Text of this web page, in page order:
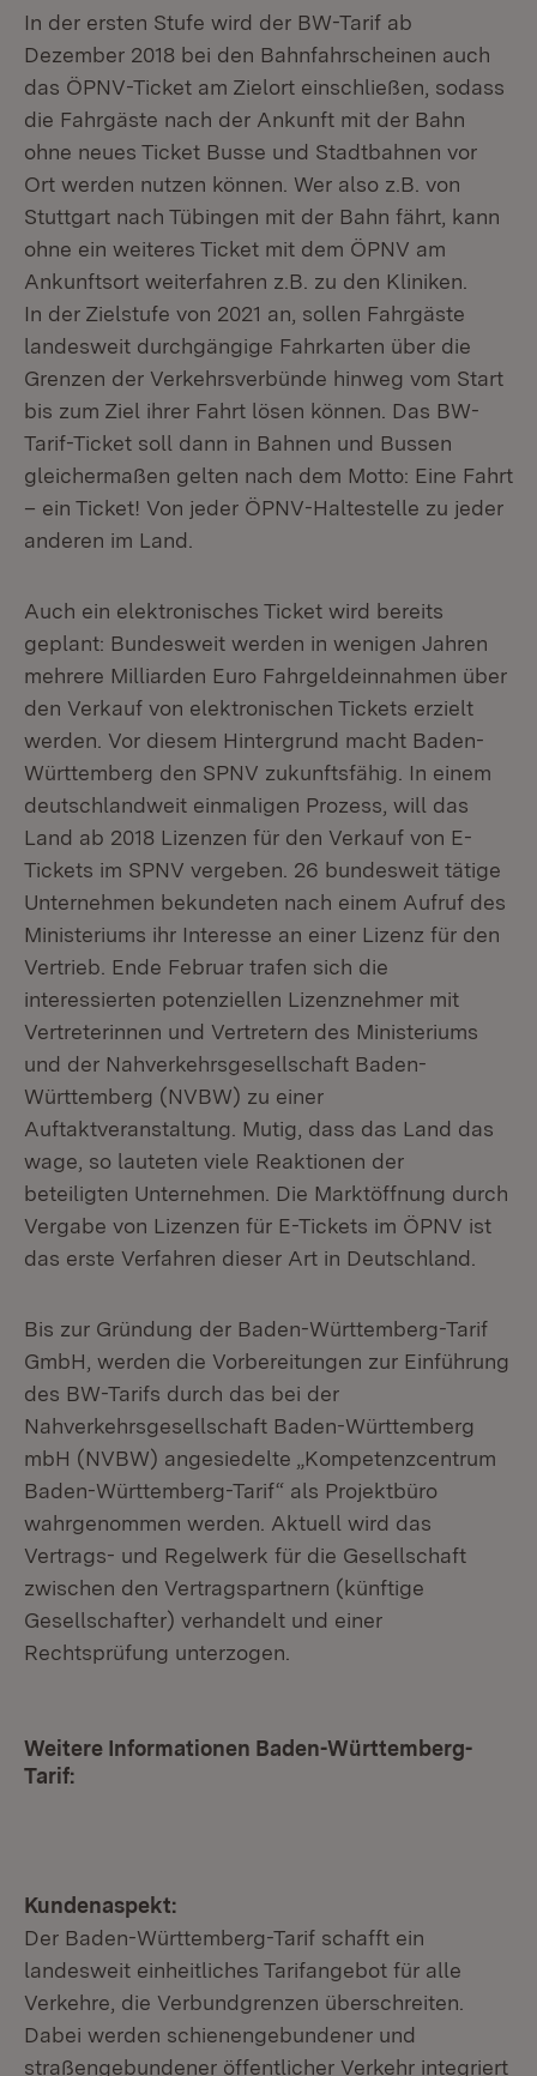
In der ersten Stufe wird der BW-Tarif ab
Dezember 2018 bei den Bahnfahrscheinen auch
das ÖPNV-Ticket am Zielort einschließen, sodass
die Fahrgäste nach der Ankunft mit der Bahn
ohne neues Ticket Busse und Stadtbahnen vor
Ort werden nutzen können. Wer also z.B. von
Stuttgart nach Tübingen mit der Bahn fährt, kann
ohne ein weiteres Ticket mit dem ÖPNV am
Ankunftsort weiterfahren z.B. zu den Kliniken.
In der Zielstufe von 2021 an, sollen Fahrgäste
landesweit durchgängige Fahrkarten über die
Grenzen der Verkehrsverbünde hinweg vom Start
bis zum Ziel ihrer Fahrt lösen können. Das BW-
Tarif-Ticket soll dann in Bahnen und Bussen
gleichermaßen gelten nach dem Motto: Eine Fahrt
– ein Ticket! Von jeder ÖPNV-Haltestelle zu jeder
anderen im Land.
Auch ein elektronisches Ticket wird bereits
geplant: Bundesweit werden in wenigen Jahren
mehrere Milliarden Euro Fahrgeldeinnahmen über
den Verkauf von elektronischen Tickets erzielt
werden. Vor diesem Hintergrund macht Baden-
Württemberg den SPNV zukunftsfähig. In einem
deutschlandweit einmaligen Prozess, will das
Land ab 2018 Lizenzen für den Verkauf von E-
Tickets im SPNV vergeben. 26 bundesweit tätige
Unternehmen bekundeten nach einem Aufruf des
Ministeriums ihr Interesse an einer Lizenz für den
Vertrieb. Ende Februar trafen sich die
interessierten potenziellen Lizenznehmer mit
Vertreterinnen und Vertretern des Ministeriums
und der Nahverkehrsgesellschaft Baden-
Württemberg (NVBW) zu einer
Auftaktveranstaltung. Mutig, dass das Land das
wage, so lauteten viele Reaktionen der
beteiligten Unternehmen. Die Marktöffnung durch
Vergabe von Lizenzen für E-Tickets im ÖPNV ist
das erste Verfahren dieser Art in Deutschland.
Bis zur Gründung der Baden-Württemberg-Tarif
GmbH, werden die Vorbereitungen zur Einführung
des BW-Tarifs durch das bei der
Nahverkehrsgesellschaft Baden-Württemberg
mbH (NVBW) angesiedelte „Kompetenzcentrum
Baden-Württemberg-Tarif“ als Projektbüro
wahrgenommen werden. Aktuell wird das
Vertrags- und Regelwerk für die Gesellschaft
zwischen den Vertragspartnern (künftige
Gesellschafter) verhandelt und einer
Rechtsprüfung unterzogen.
Weitere Informationen Baden-Württemberg-
Tarif:
Kundenaspekt:
Der Baden-Württemberg-Tarif schafft ein
landesweit einheitliches Tarifangebot für alle
Verkehre, die Verbundgrenzen überschreiten.
Dabei werden schienengebundener und
straßengebundener öffentlicher Verkehr integriert